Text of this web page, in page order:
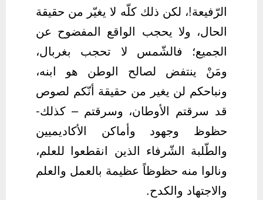
الرّفيعة!، لكن ذلك كلّه لا يغيّر من حقيقة
الحال، ولا يحجب الواقع المفضوح عن
الجميع؛ فالشّمس لا تحجب بغربال،
ومَنْ ينتفض لصالح الوطن هو ابنه،
ونباحكم لن يغير من حقيقة أنّكم لصوص
قد سرقتم الأوطان، وسرقتم – كذلك-
حظوظ وجهود وأماكن الأكاديميين
والطّلبة الشّرفاء الذين انقطعوا للعلم،
ونالوا منه حظوظاً عظيمة بالعمل والعلم
والاجتهاد والكدح.